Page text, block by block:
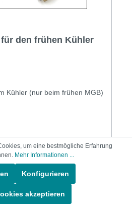
den frühen Kühler
Kühler (nur beim frühen MGB)
Warenkorb
um eine bestmögliche Erfahrung
Mehr Informationen ...
Konfigurieren
akzeptieren